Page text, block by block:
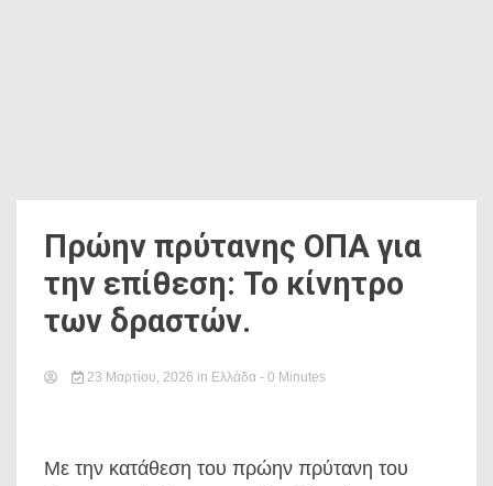
Πρώην πρύτανης ΟΠΑ για
την επίθεση: Το κίνητρο
των δραστών.
23 Μαρτίου, 2026 in Ελλάδα - 0 Minutes
Με την κατάθεση του πρώην πρύτανη του